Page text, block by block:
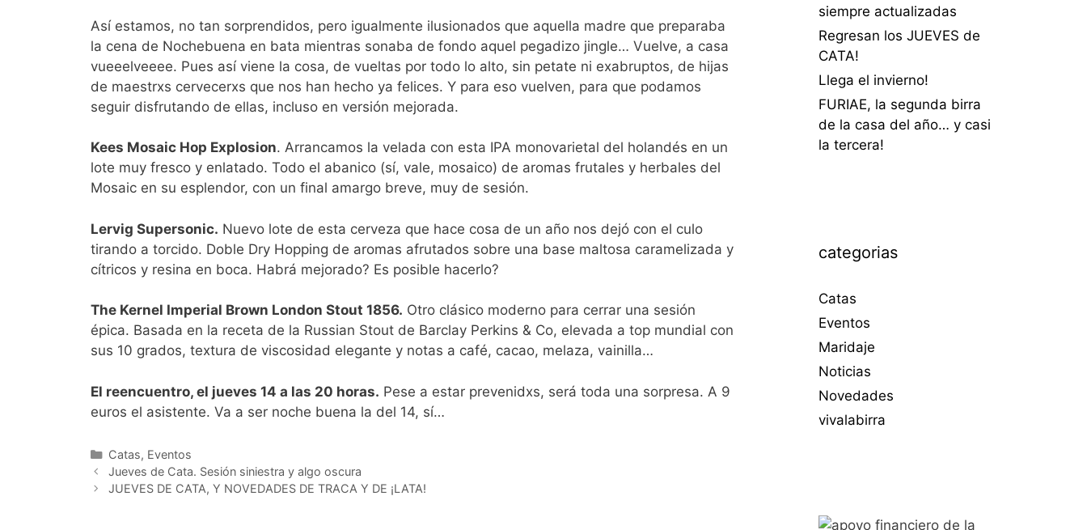
Así estamos, no tan sorprendidos, pero igualmente ilusionados que aquella madre que preparaba
la cena de Nochebuena en bata mientras sonaba de fondo aquel pegadizo jingle… Vuelve, a casa
vueeelveeee. Pues así viene la cosa, de vueltas por todo lo alto, sin petate ni exabruptos, de hijas
de maestrxs cervecerxs que nos han hecho ya felices. Y para eso vuelven, para que podamos
seguir disfrutando de ellas, incluso en versión mejorada.
Kees Mosaic Hop Explosion. Arrancamos la velada con esta IPA monovarietal del holandés en un
lote muy fresco y enlatado. Todo el abanico (sí, vale, mosaico) de aromas frutales y herbales del
Mosaic en su esplendor, con un final amargo breve, muy de sesión.
Lervig Supersonic. Nuevo lote de esta cerveza que hace cosa de un año nos dejó con el culo
tirando a torcido. Doble Dry Hopping de aromas afrutados sobre una base maltosa caramelizada y
cítricos y resina en boca. Habrá mejorado? Es posible hacerlo?
The Kernel Imperial Brown London Stout 1856. Otro clásico moderno para cerrar una sesión
épica. Basada en la receta de la Russian Stout de Barclay Perkins & Co, elevada a top mundial con
sus 10 grados, textura de viscosidad elegante y notas a café, cacao, melaza, vainilla…
El reencuentro, el jueves 14 a las 20 horas. Pese a estar prevenidxs, será toda una sorpresa. A 9
euros el asistente. Va a ser noche buena la del 14, sí…
Categorías
Catas, Eventos
Jueves de Cata. Sesión siniestra y algo oscura
JUEVES DE CATA, Y NOVEDADES DE TRACA Y DE ¡LATA!
siempre actualizadas
Regresan los JUEVES de
CATA!
Llega el invierno!
FURIAE, la segunda birra
de la casa del año… y casi
la tercera!
categorias
Catas
Eventos
Maridaje
Noticias
Novedades
vivalabirra